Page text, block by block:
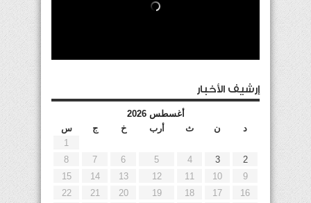
إرشيف الأخبار
أغسطس 2026
د
ن ث أرب خ ج
س
1
2
3
4
5
6
7
8
9
10
11
12
13
14
15
16
17
18
19
20
21
22